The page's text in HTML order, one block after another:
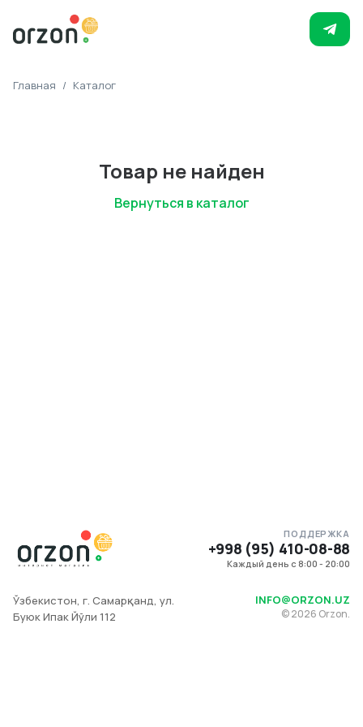
Главная / Каталог
Товар не найден
Вернуться в каталог
ПОДДЕРЖКА
+998 (95) 410-08-88
Каждый день с 8:00 - 20:00
Ўзбекистон, г. Самарқанд, ул.
Буюк Ипак Йўли 112
INFO@ORZON.UZ
©2026 Orzon.